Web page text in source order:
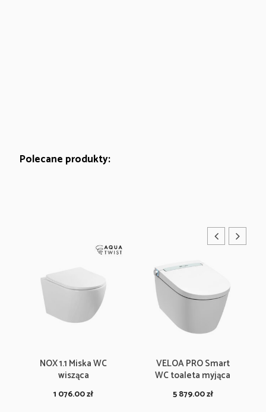
Polecane produkty:
NOX 1.1 Miska WC
wisząca
1 076.00zł
VELOA PRO Smart
WC toaleta myjąca
5 879.00zł